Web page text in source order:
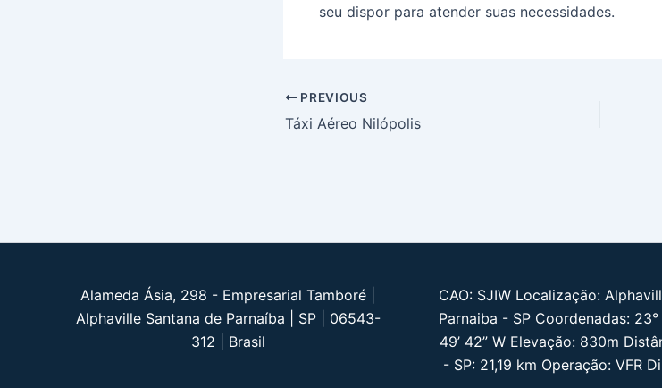
seu dispor para atender suas necessidades.
Post
navigation
PREVIOUS
Táxi Aéreo Nilópolis
Alameda Ásia, 298 - Empresarial Tamboré |
Alphaville Santana de Parnaíba | SP | 06543-
312 | Brasil
CAO: SJIW Localização:
Parnaiba - SP Coordenadas: 23°
49’ 42” W Elevação: 830m
- SP: 21,19 km Operação: VFR